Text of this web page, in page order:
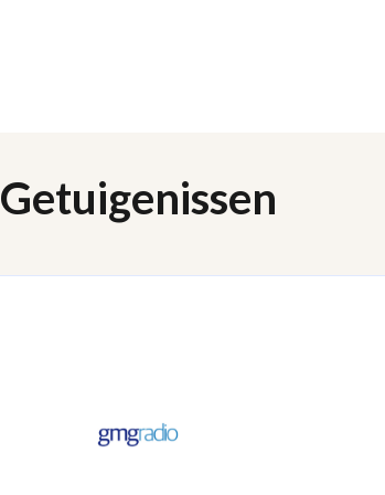
oplossing. Ook kunnen de
uitsluitend richten op
Getuigenissen